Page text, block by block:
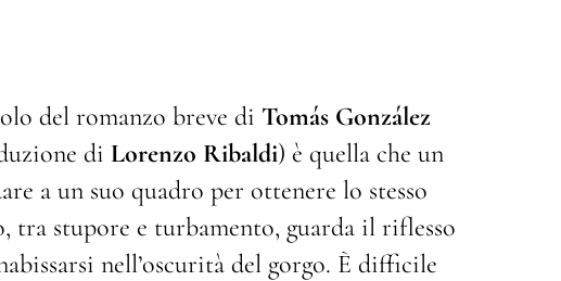
del romanzo breve di Tomás González
di Lorenzo Ribaldi) è quella che un
a un suo quadro per ottenere lo stesso
tra stupore e turbamento, guarda il riflesso
nell’oscurità del gorgo. È difficile